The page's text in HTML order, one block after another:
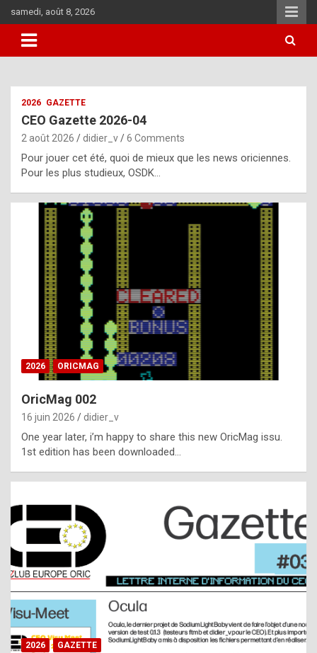
to
content
samedi, août 8, 2026
i
u
l
y
d
i
ff
i
l
t
t
s
t
a
s
2026 GAZETTE
CEO Gazette 2026-04
2 août 2026 didier_v 6 Comments
Pour jouer cet été, quoi de mieux que les news oriciennes.
Pour les plus studieux, OSDK…
2026 ORICMAG
OricMag 002
16 juin 2026 didier_v
One year later, i’m happy to share this new OricMag issu.
1st edition has been downloaded…
2026 GAZETTE